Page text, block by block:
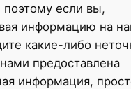
поэтому если вы,
информацию на
какие-либо
предоставлена
информация,